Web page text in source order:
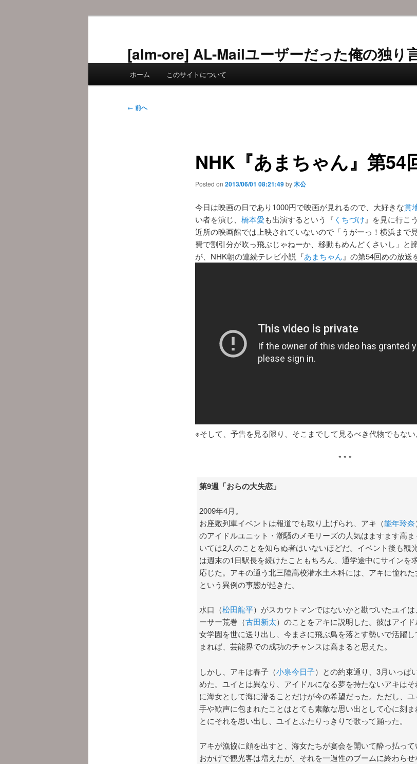
[alm-ore] AL-Mailユーザーだった俺の独り
ホーム このサイトについて
投
← 前へ
NHK『あまちゃん』第54
Posted on 2013/06/01 08:21:49by木公
今日は映画の日であり1000円で映画が見れるので、大好きな貫
い者を演じ、 橋本愛も出演するという『 くちづけ 』を見に行こ
近所の映画館では上映されていないので「うがーっ！横浜まで
費で割引分が吹っ飛ぶじゃねーか、移動もめんどくさいし」と
が、NHK朝の連続テレビ小説『あまちゃん 』の第54回めの放送
※そして、予告を見る限り、そこまでして見るべき代物でもない
* * *
第9週「おらの大失恋」
2009年4月。
お座敷列車イベントは報道でも取り上げられ、アキ（能年玲奈
のアイドルユニット・潮騒のメモリーズの人気はますます高
いては2人のことを知らぬ者はいないほどだ。イベント後も観
は週末の1日駅長を続けたこともちろん、通学途中にサインを
応じた。アキの通う北三陸高校潜水土木科には、アキに憧れ
という異例の事態が起きた。
水口（松田龍平）がスカウトマンではないかと勘づいたユイ
ーサー荒巻（古田新太）のことをアキに説明した。彼はアイ
女学園を世に送り出し、今まさに飛ぶ鳥を落とす勢いで活躍
まれば、芸能界での成功のチャンスは高まると思えた。
しかし、アキは春子（小泉今日子）との約束通り、3月いっぱ
めた。ユイとは異なり、アイドルになる夢を持たないアキは
に海女として海に潜ることだけが今の希望だった。ただし、
手や歓声に包まれたことはとても素敵な思い出として心に刻
とにそれを思い出し、ユイとふたりっきりで歌って踊った。
アキが漁協に顔を出すと、海女たちが宴会を開いて酔っ払っ
おかげで観光客は増えたが、それを一過性のブームに終わら